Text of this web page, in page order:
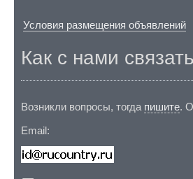
Условия размещения объявлений
Как с нами
Возникли вопросы, тогда пишите.
Email: